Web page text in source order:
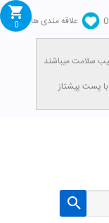
0
علاقه مندی ها
0